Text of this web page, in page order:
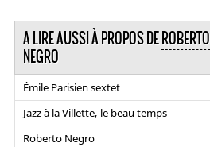
A LIRE AUSSI À PROPOS DEROBERTO
NEGRO
Émile Parisien sextet
Jazz à la Villette, le beau temps
Roberto Negro